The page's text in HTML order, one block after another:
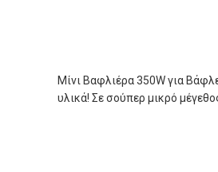
Μίνι Βαφλιέρα 350W για
υλικά! Σε σούπερ μικρό